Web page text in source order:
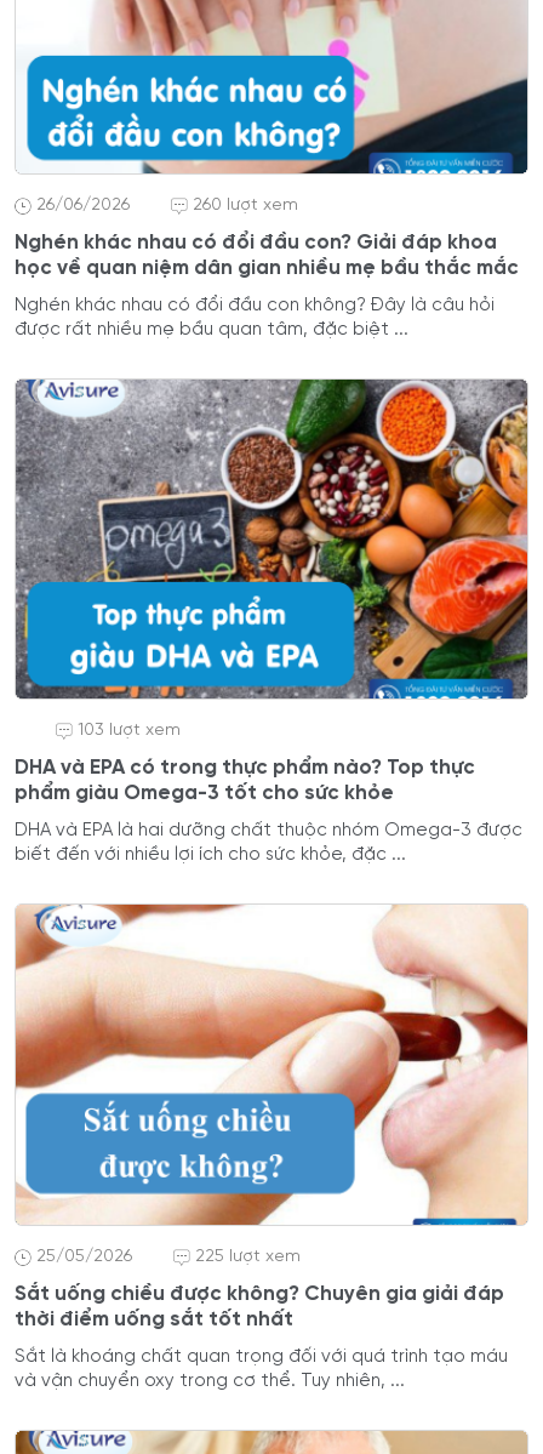
26/06/2026 260 lượt xem
Nghén khác nhau có đổi đầu con? Giải đáp khoa
học về quan niệm dân gian nhiều mẹ bầu thắc mắc
Nghén khác nhau có đổi đầu con không? Đây là câu hỏi
được rất nhiều mẹ bầu quan tâm, đặc biệt ...
103 lượt xem
DHA và EPA có trong thực phẩm nào? Top thực
phẩm giàu Omega-3 tốt cho sức khỏe
DHA và EPA là hai dưỡng chất thuộc nhóm Omega-3 được
biết đến với nhiều lợi ích cho sức khỏe, đặc ...
25/05/2026 225 lượt xem
Sắt uống chiều được không? Chuyên gia giải đáp
thời điểm uống sắt tốt nhất
Sắt là khoáng chất quan trọng đối với quá trình tạo máu
và vận chuyển oxy trong cơ thể. Tuy nhiên, ...